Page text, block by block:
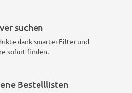
suchen
dank smarter Filter und
sofort finden.
Bestelllisten